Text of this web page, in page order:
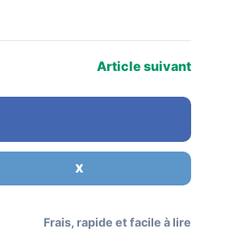
Article suivant
X
Frais, rapide et facile à lire